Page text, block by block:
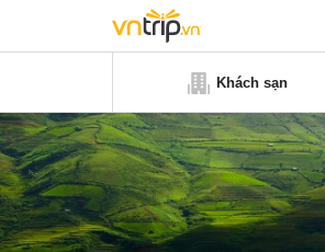
Khách sạn